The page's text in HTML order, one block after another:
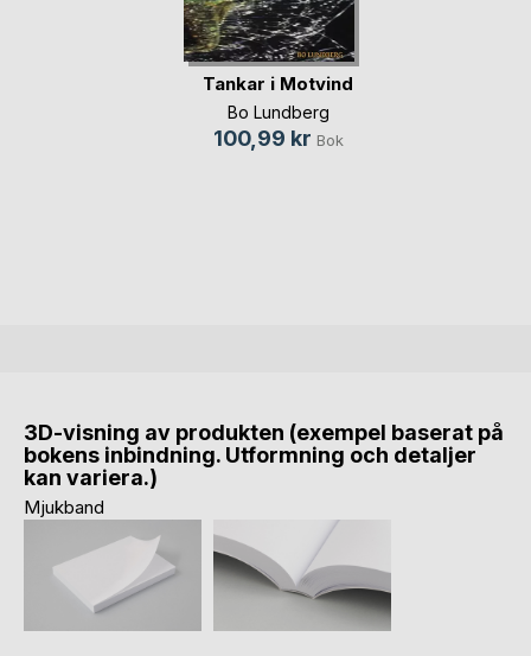
Tankar i Motvind
Bo Lundberg
100,99 kr Bok
3D-visning av produkten (exempel baserat på
bokens inbindning. Utformning och detaljer
kan variera.)
Mjukband